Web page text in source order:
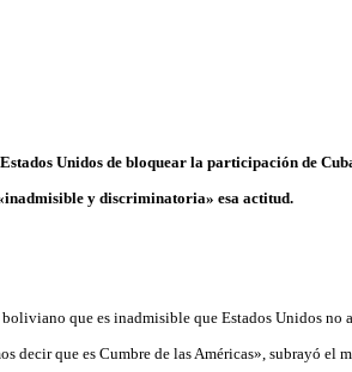
Unidos de bloquear la participación de
y discriminatoria» esa actitud.
que es inadmisible que Estados Unidos no
decir que es Cumbre de las Américas», subrayó el